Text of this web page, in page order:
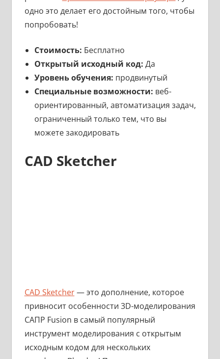
одно это делает его достойным того, чтобы
попробовать!
Стоимость: Бесплатно
Открытый исходный код: Да
Уровень обучения: продвинутый
Специальные возможности: веб-
ориентированный, автоматизация задач,
ограниченный только тем, что вы
можете закодировать
CAD Sketcher
CAD Sketcher— это дополнение, которое
привносит особенности 3D-моделирования
САПР Fusion в самый популярный
инструмент моделирования с открытым
исходным кодом для нескольких